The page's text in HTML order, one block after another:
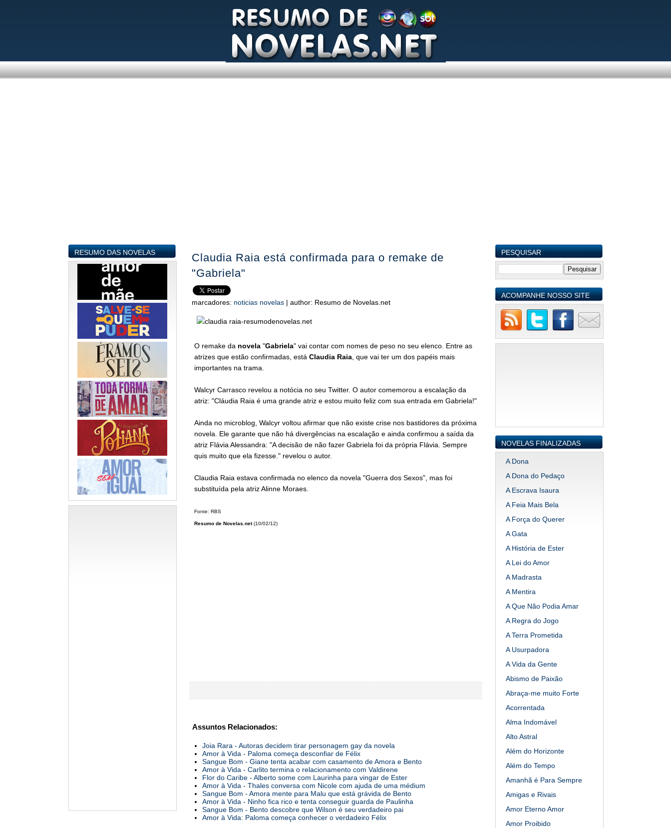
RESUMO DAS NOVELAS
Claudia Raia está confirmada para o remake de
"Gabriela"
marcadores: noticias novelas | author: Resumo de Novelas.net
O remake da novela"Gabriela" vai contar com nomes de peso no seu elenco. Entre as
atrizes que estão confirmadas, está Claudia Raia, que vai ter um dos papéis mais
importantes na trama.
Walcyr Carrasco revelou a notócia no seu Twitter. O autor comemorou a escalação da
atriz: "Cláudia Raia é uma grande atriz e estou muito feliz com sua entrada em Gabriela!"
Ainda no microblog, Walcyr voltou afirmar que não existe crise nos bastidores da próxima
novela. Ele garante que não há divergências na escalação e ainda confirmou a saída da
atriz Flávia Alessandra: "A decisão de não fazer Gabriela foi da própria Flávia. Sempre
quis muito que ela fizesse." revelou o autor.
Claudia Raia estava confirmada no elenco da novela "Guerra dos Sexos", mas foi
substituída pela atriz Alinne Moraes.
Fonte: RBS
Resumo de Novelas.net(10/02/12)
Assuntos Relacionados:
Joia Rara - Autoras decidem tirar personagem gay da novela
Amor à Vida - Paloma começa desconfiar de Félix
Sangue Bom - Giane tenta acabar com casamento de Amora e Bento
Amor à Vida - Carlito termina o relacionamento com Valdirene
Flor do Caribe - Alberto some com Laurinha para vingar de Ester
Amor à Vida - Thales conversa com Nicole com ajuda de uma médium
Sangue Bom - Amora mente para Malu que está grávida de Bento
Amor à Vida - Ninho fica rico e tenta conseguir guarda de Paulinha
Sangue Bom - Bento descobre que Wilson é seu verdadeiro pai
Amor à Vida: Paloma começa conhecer o verdadeiro Félix
PESQUISAR
ACOMPANHE NOSSO SITE
NOVELAS FINALIZADAS
A Dona
A Dona do Pedaço
A Escrava Isaura
A Feia Mais Bela
A Força do Querer
A Gata
A História de Ester
A Lei do Amor
A Madrasta
A Mentira
A Que Não Podia Amar
A Regra do Jogo
A Terra Prometida
A Usurpadora
A Vida da Gente
Abismo de Paixão
Abraça-me muito Forte
Acorrentada
Alma Indomável
Alto Astral
Além do Horizonte
Além do Tempo
Amanhã é Para Sempre
Amigas e Rivais
Amor Eterno Amor
Amor Proibido